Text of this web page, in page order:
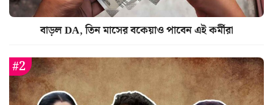
বাড়ল DA, তিন মাসের বকেয়াও পাবেন এই কর্মীরা